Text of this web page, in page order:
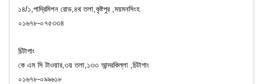
১৪/১,পাদ্রিমিশন রোড,৪থ তলা,কৃষ্টপুর ,ময়মনসিংহ
০১৬৭৮-০৭৫৩৩৪
চিটাগাং
কে এম সি টাওয়ার,৩য় তলা,১৩৩ আন্দরকিল্লা ,চিটাগাং
০১৬৭৮-০৯৯৬১৮